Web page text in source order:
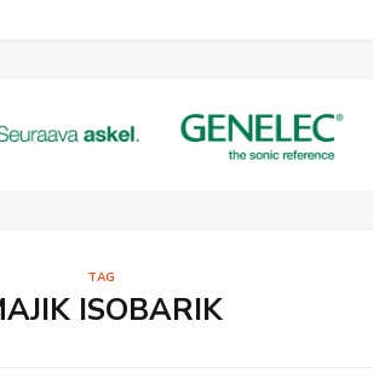
o r
TAG
ISOBARIK